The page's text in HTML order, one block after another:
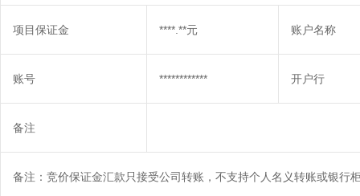
项目保证金 ****.**元 账户名称
账号 ************ 开户行
备注
备注：竞价保证金汇款只接受公司转账，不支持个人名义转账或银行